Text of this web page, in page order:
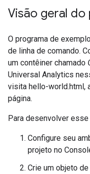
Visão geral do
O programa de
de linha de comando.
um contêiner chamado
Universal Analytics
visita hello-world.html,
página.
Para desenvolver
Configure seu
projeto no
Crie um objeto